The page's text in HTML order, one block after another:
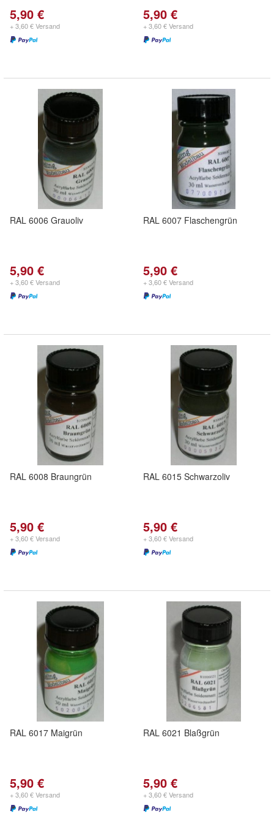
5,90 €
+ 3,60 € Versand
5,90 €
+ 3,60 € Versand
RAL 6006 Grauoliv
5,90 €
+ 3,60 € Versand
RAL 6007 Flaschengrün
5,90 €
+ 3,60 € Versand
RAL 6008 Braungrün
5,90 €
+ 3,60 € Versand
RAL 6015 Schwarzoliv
5,90 €
+ 3,60 € Versand
RAL 6017 Maigrün
5,90 €
+ 3,60 € Versand
RAL 6021 Blaßgrün
5,90 €
+ 3,60 € Versand